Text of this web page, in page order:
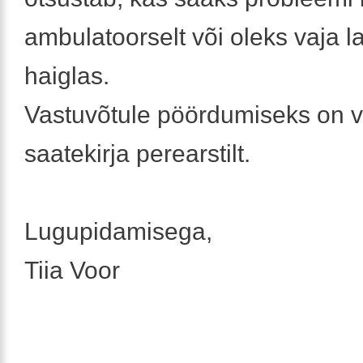
ambulatoorselt või oleks vaja
haiglas.
Vastuvõtule pöördumiseks on
saatekirja perearstilt.
Lugupidamisega,
Tiia Voor